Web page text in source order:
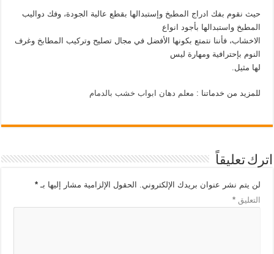
حيث نقوم بفك ادراج المطبخ وإستبدالها بقطع عالية الجودة، وفك دواليب
المطبخ واستبدالها بأجود انواع
الاخشاب، فأننا نتمتع بكونها الأفضل في مجال تصليح وتركيب المطابخ وغرف
النوم بإحترافية ومهارة ليس
لها مثيل.
للمزيد من خدماتنا : معلم دهان ابواب خشب بالدمام
اترك تعليقاً
لن يتم نشر عنوان بريدك الإلكتروني. الحقول الإلزامية مشار إليها بـ*
التعليق*